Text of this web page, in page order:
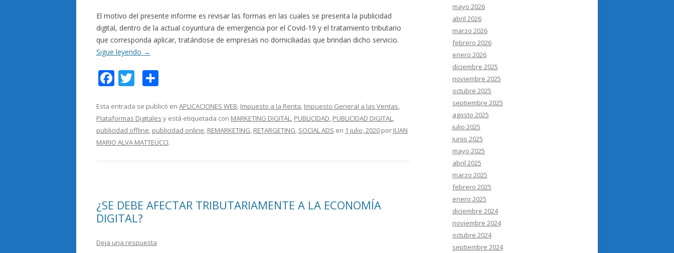
El motivo del presente informe es revisar las formas en las cuales se presenta la publicidad
digital, dentro de la actual coyuntura de emergencia por el Covid-19 y el tratamiento tributario
que corresponda aplicar, tratándose de empresas no domiciliadas que brindan dicho servicio.
Sigue leyendo →
F
e
b
o
T
itt
er
m
p
ar
Esta entrada se publicó en APLICACIONES WEB, Impuesto a la Renta, Impuesto General a las Ventas,
Plataformas Digitales y está etiquetada con MARKETING DIGITAL, PUBLICIDAD, PUBLICIDAD DIGITAL,
publicidad offline, publicidad online, REMARKETING, RETARGETING, SOCIAL ADS en 1 julio, 2020 por JUAN
MARIO ALVA MATTEUCCI.
¿SE DEBE AFECTAR TRIBUTARIAMENTE A LA ECONOMÍA
DIGITAL?
Deja una respuesta
mayo 2026
abril 2026
marzo 2026
febrero 2026
enero 2026
diciembre 2025
noviembre 2025
octubre 2025
septiembre 2025
agosto 2025
julio 2025
junio 2025
mayo 2025
abril 2025
marzo 2025
febrero 2025
enero 2025
diciembre 2024
noviembre 2024
octubre 2024
septiembre 2024